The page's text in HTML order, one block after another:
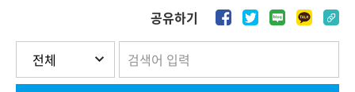
공유하기